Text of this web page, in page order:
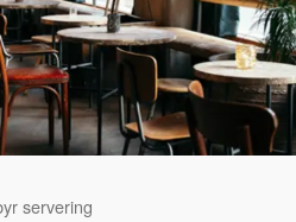
servering